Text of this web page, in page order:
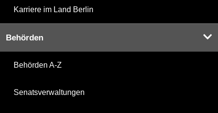
Karriere im Land Berlin
Behörden
Behörden A-Z
Senatsverwaltungen